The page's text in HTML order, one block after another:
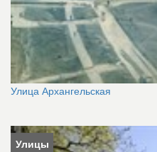
Улица Архангельская
Улицы